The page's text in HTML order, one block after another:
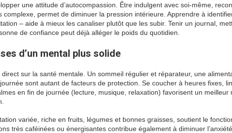
une attitude d’autocompassion. Être indulgent avec soi-même,
complexe, permet de diminuer la pression intérieure. Apprendre à
– aide à mieux les canaliser plutôt que les subir. Tenir un journal,
de confiance peut déjà alléger le poids du quotidien.
d’un mental plus solide
sur la santé mentale. Un sommeil régulier et réparateur, une
sont autant de facteurs de protection. Se coucher à heures fixes,
en fin de journée (lecture, musique, relaxation) favorisent un meilleur
variée, riche en fruits, légumes et bonnes graisses, soutient le
très caféinées ou énergisantes contribue également à diminuer